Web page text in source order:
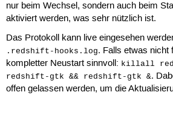
nur beim Wechsel, sondern auch beim
aktiviert werden, was sehr nützlich ist.
Das Protokoll kann live eingesehen
.redshift-hooks.log. Falls etwas nicht
kompletter Neustart sinnvoll: killall
redshift-gtk && redshift-gtk &.
offen gelassen werden, um die